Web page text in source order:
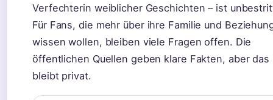
Verfechterin weiblicher Geschichten – ist
Für Fans, die mehr über ihre Familie und
wissen wollen, bleiben viele Fragen offen. Die
öffentlichen Quellen geben klare Fakten, aber das
bleibt privat.